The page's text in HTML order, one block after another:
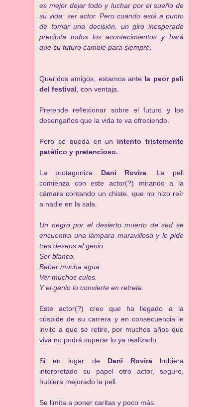
es mejor dejar todo y luchar por el sueño de
su vida: ser actor. Pero cuando está a punto
de tomar una decisión, un giro inesperado
precipita todos los acontecimientos y hará
que su futuro cambie para siempre.
Queridos amigos, estamos ante la peor peli
del festival , con ventaja.
Pretende reflexionar sobre el futuro y los
desengaños que la vida te va ofreciendo.
Pero se queda en un intento tristemente
patético y pretencioso.
La protagoniza Dani Rovira . La peli
comienza con este actor(?) mirando a la
cámara contando un chiste, que no hizo reír
a nadie en la sala.
Un negro por el desierto muerto de sed se
encuentra una lámpara maravillosa y le pide
tres deseos al genio.
Ser blanco.
Beber mucha agua.
Ver muchos culos.
Y el genio lo convierte en retrete.
Este actor(?) creo que ha llegado a la
cúspide de su carrera y en consecuencia le
invito a que se retire, por muchos años que
viva no podrá superar lo ya realizado.
Si en lugar de Dani Rovirahubiera
interpretado su papel otro actor, seguro,
hubiera mejorado la peli.
Se limita a poner caritas y poco más.